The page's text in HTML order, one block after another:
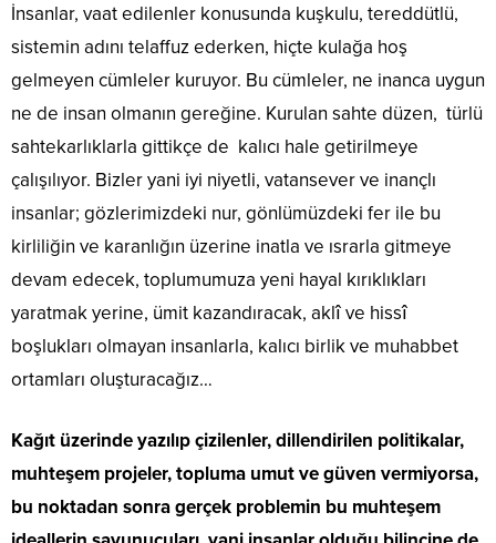
İnsanlar, vaat edilenler konusunda kuşkulu, tereddütlü,
sistemin adını telaffuz ederken, hiçte kulağa hoş
gelmeyen cümleler kuruyor. Bu cümleler, ne inanca uygun
ne de insan olmanın gereğine. Kurulan sahte düzen, türlü
sahtekarlıklarla gittikçe de kalıcı hale getirilmeye
çalışılıyor. Bizler yani iyi niyetli, vatansever ve inançlı
insanlar; gözlerimizdeki nur, gönlümüzdeki fer ile bu
kirliliğin ve karanlığın üzerine inatla ve ısrarla gitmeye
devam edecek, toplumumuza yeni hayal kırıklıkları
yaratmak yerine, ümit kazandıracak, aklî ve hissî
boşlukları olmayan insanlarla, kalıcı birlik ve muhabbet
ortamları oluşturacağız…
Kağıt üzerinde yazılıp çizilenler, dillendirilen politikalar,
muhteşem projeler, topluma umut ve güven vermiyorsa,
bu noktadan sonra gerçek problemin bu muhteşem